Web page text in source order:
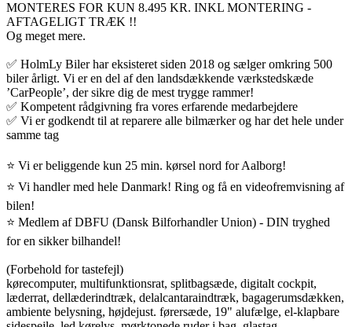
MONTERES FOR KUN 8.495 KR. INKL MONTERING -
AFTAGELIGT TRÆK !!
Og meget mere.
✅ HolmLy Biler har eksisteret siden 2018 og sælger omkring 500
biler årligt. Vi er en del af den landsdækkende værkstedskæde
’CarPeople’, der sikre dig de mest trygge rammer!
✅ Kompetent rådgivning fra vores erfarende medarbejdere
✅ Vi er godkendt til at reparere alle bilmærker og har det hele under
samme tag
⭐ Vi er beliggende kun 25 min. kørsel nord for Aalborg!
⭐ Vi handler med hele Danmark! Ring og få en videofremvisning af
bilen!
⭐ Medlem af DBFU (Dansk Bilforhandler Union) - DIN tryghed
for en sikker bilhandel!
(Forbehold for tastefejl)
kørecomputer, multifunktionsrat, splitbagsæde, digitalt cockpit,
læderrat, dellæderindtræk, delalcantaraindtræk, bagagerumsdækken,
ambiente belysning, højdejust. førersæde, 19" alufælge, el-klapbare